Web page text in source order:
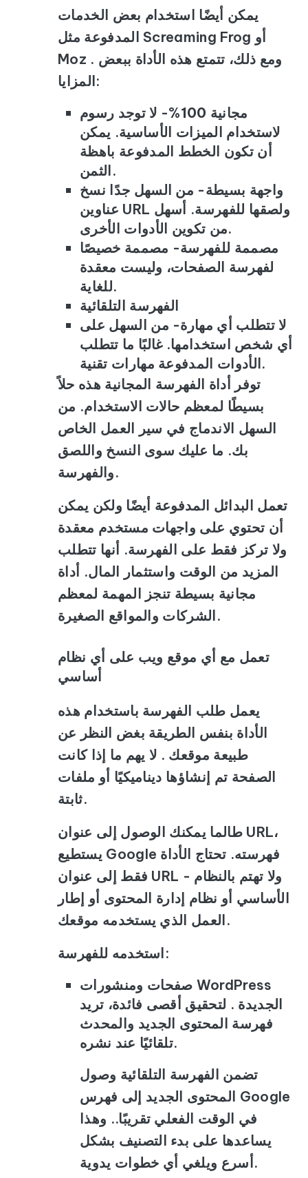
يمكن أيضًا استخدام بعض الخدمات
المدفوعة مثل Screaming Frog أو
Moz . ومع ذلك، تتمتع هذه الأداة ببعض
المزايا:
مجانية 100%
- لا توجد رسوم
لاستخدام الميزات الأساسية. يمكن
أن تكون الخطط المدفوعة باهظة
الثمن.
واجهة بسيطة- من السهل جدًا نسخ
عناوين URL ولصقها للفهرسة. أسهل
من تكوين الأدوات الأخرى.
مصممة للفهرسة- مصممة خصيصًا
لفهرسة الصفحات، وليست معقدة
للغاية.
الفهرسة التلقائية
لا تتطلب أي مهارة- من السهل على
أي شخص استخدامها. غالبًا ما تتطلب
الأدوات المدفوعة مهارات تقنية.
توفر أداة الفهرسة المجانية هذه حلاً
بسيطًا لمعظم حالات الاستخدام. من
السهل الاندماج في سير العمل الخاص
بك. ما عليك سوى النسخ واللصق
والفهرسة.
تعمل البدائل المدفوعة أيضًا ولكن يمكن
أن تحتوي على واجهات مستخدم معقدة
ولا تركز فقط على الفهرسة. أنها تتطلب
المزيد من الوقت واستثمار المال. أداة
مجانية بسيطة تنجز المهمة لمعظم
الشركات والمواقع الصغيرة.
تعمل مع أي موقع ويب على أي نظام
أساسي
يعمل طلب الفهرسة باستخدام هذه
الأداة بنفس الطريقة بغض النظر عن
طبيعة موقعك . لا يهم ما إذا كانت
الصفحة تم إنشاؤها ديناميكيًا أو ملفات
ثابتة.
طالما يمكنك الوصول إلى عنوان URL،
يستطيع Google فهرسته. تحتاج الأداة
فقط إلى عنوان URL - ولا تهتم بالنظام
الأساسي أو نظام إدارة المحتوى أو إطار
العمل الذي يستخدمه موقعك.
استخدمه للفهرسة:
صفحات ومنشورات WordPress
الجديدة . لتحقيق أقصى فائدة، تريد
فهرسة المحتوى الجديد والمحدث
تلقائيًا عند نشره.
تضمن الفهرسة التلقائية وصول
المحتوى الجديد إلى فهرس Google
في الوقت الفعلي تقريبًا.. وهذا
يساعدها على بدء التصنيف بشكل
أسرع ويلغي أي خطوات يدوية.